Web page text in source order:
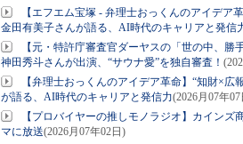
【エフエム宝塚 - 弁理士おっくんのアイデ
金田有美子さんが語る、AI時代のキャリアと発信
【元・特許庁審査官ダーヤスの「世の中、
神田秀斗さんが出演、“サウナ愛”を独自審査！
【弁理士おっくんのアイデア革命】“知財×
が語る、AI時代のキャリアと発信力(2026月07年
【プロバイヤーの推しモノラジオ】カイン
マに放送(2026月07年02日)